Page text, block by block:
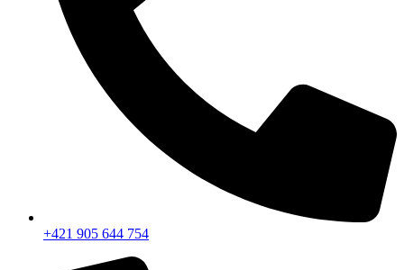
+421 905 644 754